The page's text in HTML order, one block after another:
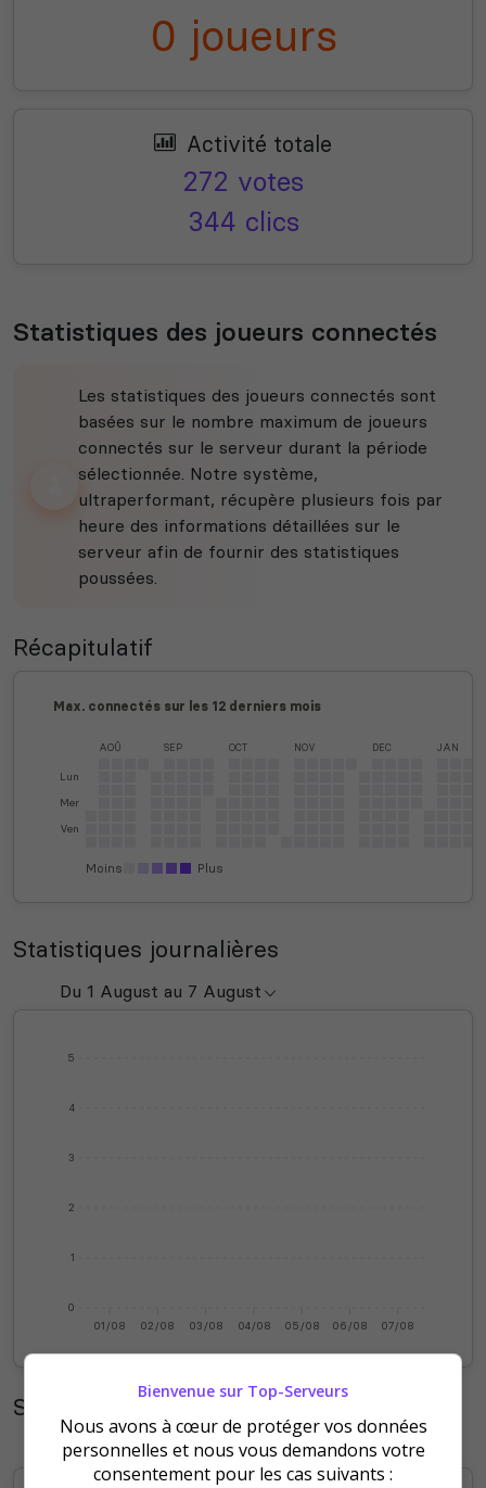
0 joueurs
Activité totale
272 votes
344 clics
Statistiques des joueurs connectés
Les statistiques des joueurs connectés sont
basées sur le nombre maximum de joueurs
connectés sur le serveur durant la période
sélectionnée. Notre système,
ultraperformant, récupère plusieurs fois par
heure des informations détaillées sur le
serveur afin de fournir des statistiques
poussées.
Récapitulatif
Max. connectés sur les 12 derniers mois
Lun
Mer
Ven
AOÛ SEP OCT NOV DEC JAN
Moins Plus
Statistiques journalières
0
1
2
3
4
5
01/08 02/08 03/08 04/08 05/08 06/08 07/08
Statistiques mensuelles
Bienvenue sur Top-Serveurs
Nous avons à cœur de protéger vos données
personnelles et nous vous demandons votre
consentement pour les cas suivants :